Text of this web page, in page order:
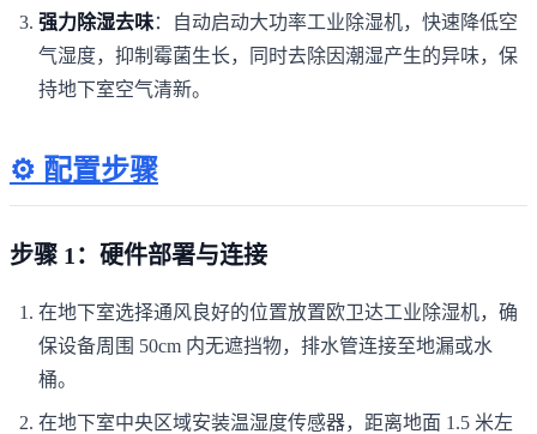
强力除湿去味：自动启动大功率工业除湿机，快速降低空
气湿度，抑制霉菌生长，同时去除因潮湿产生的异味，保
持地下室空气清新。
⚙️ 配置步骤
步骤 1：硬件部署与连接
在地下室选择通风良好的位置放置欧卫达工业除湿机，确
保设备周围 50cm 内无遮挡物，排水管连接至地漏或水
桶。
在地下室中央区域安装温湿度传感器，距离地面 1.5 米左